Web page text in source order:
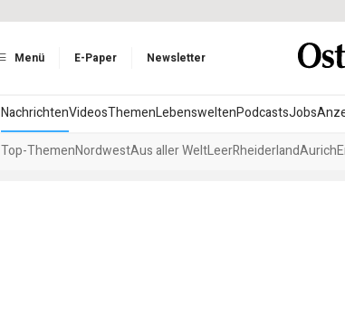
Menü E-Paper Newsletter
NachrichtenVideosThemenLebensweltenPodcastsJobs
Top-ThemenNordwestAus aller WeltLeerRheiderlandAurich